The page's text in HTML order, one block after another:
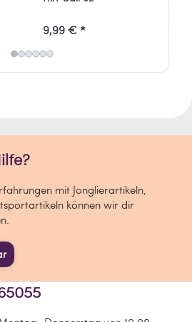
9,99 € *
mit Jonglierartikeln,
können wir dir